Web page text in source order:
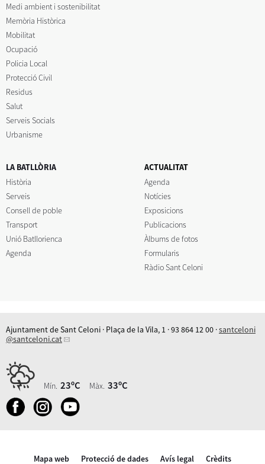
Medi ambient i sostenibilitat
Memòria Històrica
Mobilitat
Ocupació
Policia Local
Protecció Civil
Residus
Salut
Serveis Socials
Urbanisme
LA BATLLÒRIA
Història
Serveis
Consell de poble
Transport
Unió Batllorienca
Agenda
ACTUALITAT
Agenda
Notícies
Exposicions
Publicacions
Àlbums de fotos
Formularis
Ràdio Sant Celoni
Ajuntament de Sant Celoni · Plaça de la Vila, 1 · 93 864 12 00 ·santceloni
@santceloni.cat
Mín. 23ºC Màx. 33ºC
Mapa web Protecció de dades Avís legal
Crèdits